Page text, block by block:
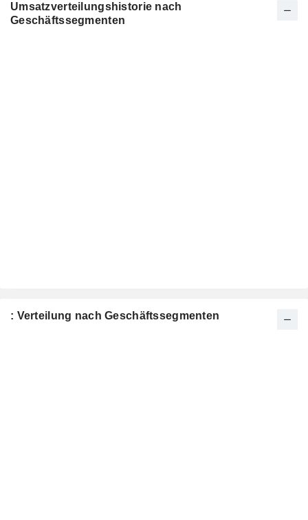
Umsatzverteilungshistorie nach
Geschäftssegmenten
: Verteilung nach Geschäftssegmenten